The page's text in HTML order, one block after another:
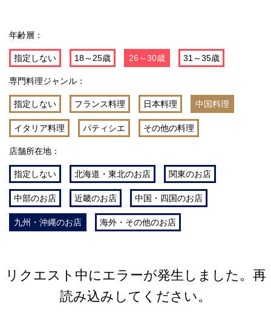
年齢層：
指定しない 18～25歳 26～30歳 31～35歳
専門料理ジャンル：
指定しない フランス料理 日本料理 中国料理
イタリア料理 パティシエ その他の料理
店舗所在地：
指定しない 北海道・東北のお店 関東のお店
中部のお店 近畿のお店 中国・四国のお店
九州・沖縄のお店 海外・その他のお店
リクエスト中にエラーが発生しました。再
読み込みしてください。